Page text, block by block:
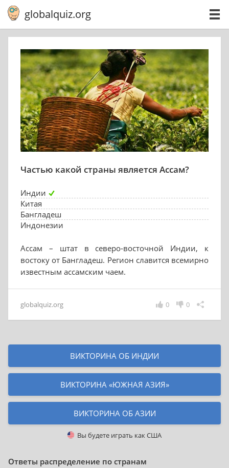
globalquiz.org
Частью какой страны является Ассам?
Индии
Китая
Бангладеш
Индонезии
Ассам – штат в северо-восточной Индии, к
востоку от Бангладеш. Регион славится всемирно
известным ассамским чаем.
globalquiz.org 0
0
ВИКТОРИНА ОБ ИНДИИ
ВИКТОРИНА «ЮЖНАЯ АЗИЯ»
ВИКТОРИНА ОБ АЗИИ
Вы будете играть какСША
Ответы распределение по странам